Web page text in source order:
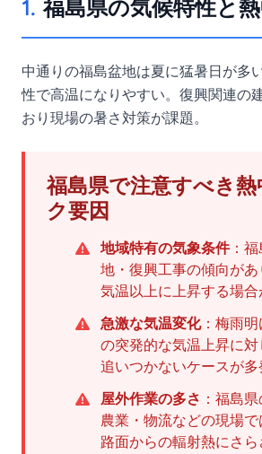
1. 福島県の気候特性と
中通りの福島盆地は夏に猛暑日が多
性で高温になりやすい。復興関連の
おり現場の暑さ対策が課題。
福島県で注意すべき熱
ク要因
地域特有の気象条件：福
地・復興工事の傾向が
気温以上に上昇する場
急激な気温変化：梅雨明
の突発的な気温上昇に
追いつかないケースが
屋外作業の多さ ：福島
農業・物流などの現場
路面からの輻射熱にさ